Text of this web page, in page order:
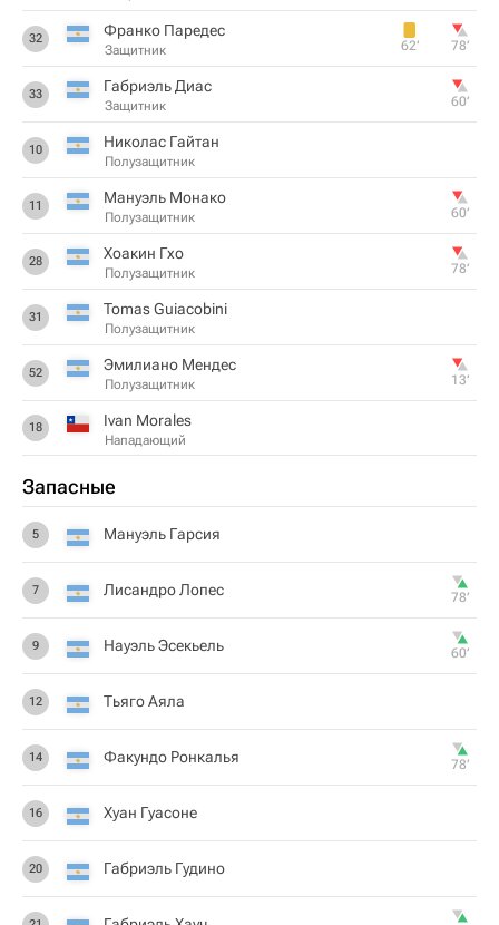
32 Франко Паредес
Защитник 62‎’‎ 78‎’‎
33 Габриэль Диас
Защитник 60‎’‎
10 Николас Гайтан
Полузащитник
11 Мануэль Монако
Полузащитник 60‎’‎
28 Хоакин Гхо
Полузащитник 78‎’‎
31 Tomas Guiacobini
Полузащитник
52 Эмилиано Мендес
Полузащитник 13‎’‎
18 Ivan Morales
Нападающий
Запасные
5 Мануэль Гарсия
7 Лисандро Лопес 78‎’‎
9 Науэль Эсекьель 60‎’‎
12 Тьяго Аяла
14 Факундо Ронкалья 78‎’‎
16 Хуан Гуасоне
20 Габриэль Гудино